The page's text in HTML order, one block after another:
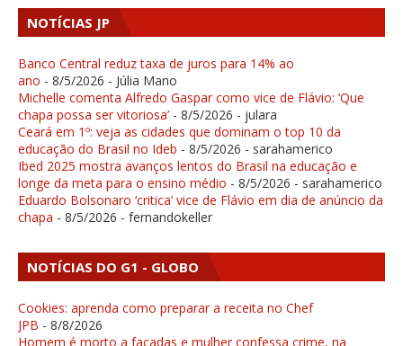
NOTÍCIAS JP
Banco Central reduz taxa de juros para 14% ao
ano - 8/5/2026 - Júlia Mano
Michelle comenta Alfredo Gaspar como vice de Flávio: ‘Que
chapa possa ser vitoriosa’ - 8/5/2026 - julara
Ceará em 1º: veja as cidades que dominam o top 10 da
educação do Brasil no Ideb - 8/5/2026 - sarahamerico
Ibed 2025 mostra avanços lentos do Brasil na educação e
longe da meta para o ensino médio - 8/5/2026 - sarahamerico
Eduardo Bolsonaro ‘critica’ vice de Flávio em dia de anúncio da
chapa - 8/5/2026 - fernandokeller
NOTÍCIAS DO G1 - GLOBO
Cookies: aprenda como preparar a receita no Chef
JPB - 8/8/2026
Homem é morto a facadas e mulher confessa crime, na